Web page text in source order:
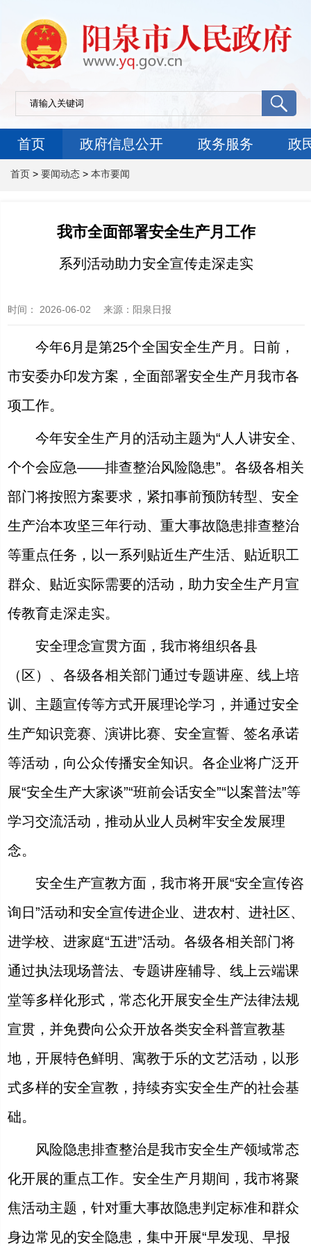
首页 政府信息公开 政务服务 政
首页 > 要闻动态 > 本市要闻
我市全面部署安全生产月工作
系列活动助力安全宣传走深走实
时间： 2026-06-02 来源 ：阳泉日报
今年6月是第25个全国安全生产月。日前，
市安委办印发方案，全面部署安全生产月我市各
项工作。
今年安全生产月的活动主题为“人人讲安全、
个个会应急——排查整治风险隐患”。各级各相关
部门将按照方案要求，紧扣事前预防转型、安全
生产治本攻坚三年行动、重大事故隐患排查整治
等重点任务，以一系列贴近生产生活、贴近职工
群众、贴近实际需要的活动，助力安全生产月宣
传教育走深走实。
安全理念宣贯方面，我市将组织各县
（区）、各级各相关部门通过专题讲座、线上培
训、主题宣传等方式开展理论学习，并通过安全
生产知识竞赛、演讲比赛、安全宣誓、签名承诺
等活动，向公众传播安全知识。各企业将广泛开
展“安全生产大家谈”“班前会话安全”“以案普法”等
学习交流活动，推动从业人员树牢安全发展理
念。
安全生产宣教方面，我市将开展“安全宣传咨
询日”活动和安全宣传进企业、进农村、进社区、
进学校、进家庭“五进”活动。各级各相关部门将
通过执法现场普法、专题讲座辅导、线上云端课
堂等多样化形式，常态化开展安全生产法律法规
宣贯，并免费向公众开放各类安全科普宣教基
地，开展特色鲜明、寓教于乐的文艺活动，以形
式多样的安全宣教，持续夯实安全生产的社会基
础。
风险隐患排查整治是我市安全生产领域常态
化开展的重点工作。安全生产月期间，我市将聚
焦活动主题，针对重大事故隐患判定标准和群众
身边常见的安全隐患，集中开展“早发现、早报